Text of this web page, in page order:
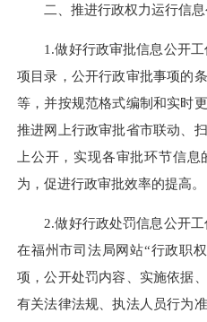
二、推进行政权力运行信
1.做好行政审批信息公开工
项目录，公开行政审批事项的
等，并按规范格式编制和实时
推进网上行政审批省市联动、
上公开，实现各审批环节信
为，促进行政审批效率的提高
2.做好行政处罚信息公开工
在福州市司法局网站“行政职
项，公开处罚内容、实施依据
有关法律法规、执法人员行为